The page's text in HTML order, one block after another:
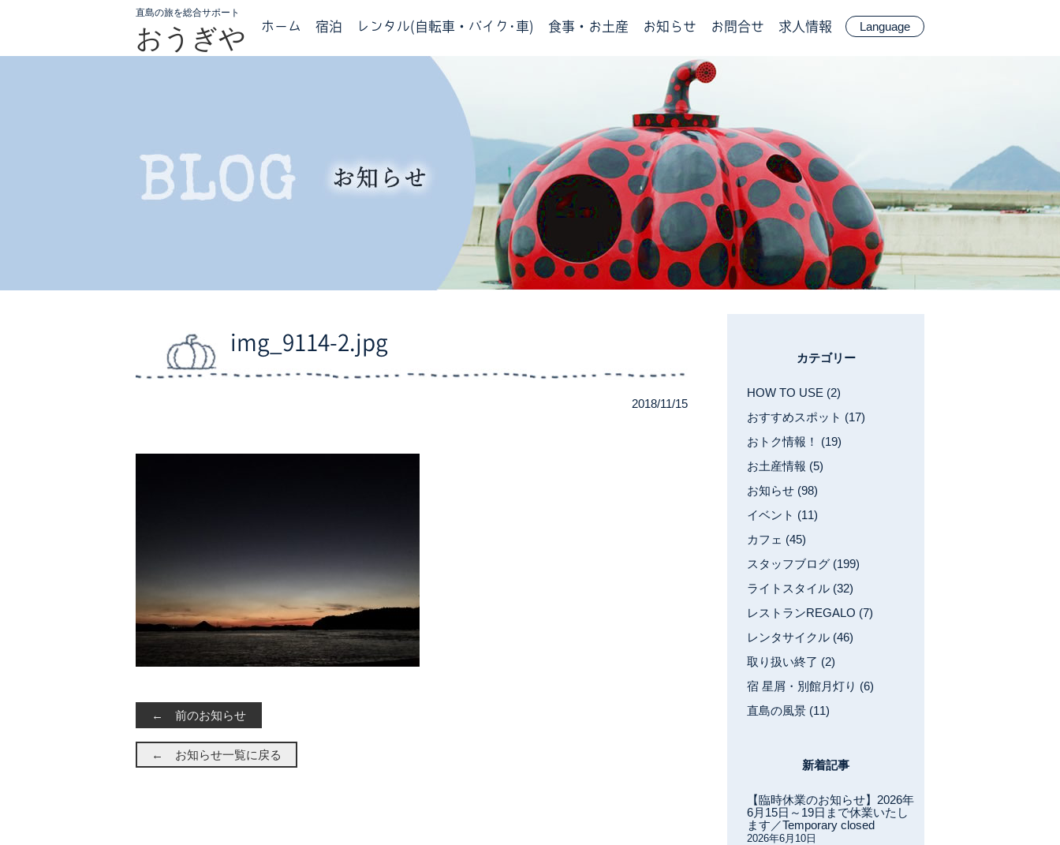
直島の旅を総合サポート
おうぎや ホーム 宿泊 レンタル(自転車・バイク･車) 食事・お土産 お知らせ お問合せ 求人情報 Language
img_9114-2.jpg
2018/11/15
← 前のお知らせ
← お知らせ一覧に戻る
カテゴリー
HOW TO USE (2)
おすすめスポット (17)
おトク情報！ (19)
お土産情報 (5)
お知らせ (98)
イベント (11)
カフェ (45)
スタッフブログ (199)
ライトスタイル (32)
レストランREGALO (7)
レンタサイクル (46)
取り扱い終了 (2)
宿 星屑・別館月灯り (6)
直島の風景 (11)
新着記事
【臨時休業のお知らせ】2026年
6月15日～19日まで休業いたし
ます／Temporary closed
2026年6月10日